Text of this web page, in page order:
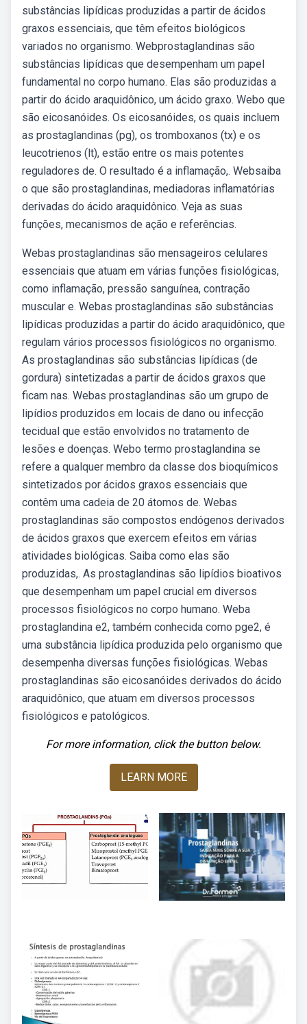
substâncias lipídicas produzidas a partir de ácidos
graxos essenciais, que têm efeitos biológicos
variados no organismo. Webprostaglandinas são
substâncias lipídicas que desempenham um papel
fundamental no corpo humano. Elas são produzidas a
partir do ácido araquidônico, um ácido graxo. Webo que
são eicosanóides. Os eicosanóides, os quais incluem
as prostaglandinas (pg), os tromboxanos (tx) e os
leucotrienos (lt), estão entre os mais potentes
reguladores de. O resultado é a inflamação,. Websaiba
o que são prostaglandinas, mediadoras inflamatórias
derivadas do ácido araquidônico. Veja as suas
funções, mecanismos de ação e referências.
Webas prostaglandinas são mensageiros celulares
essenciais que atuam em várias funções fisiológicas,
como inflamação, pressão sanguínea, contração
muscular e. Webas prostaglandinas são substâncias
lipídicas produzidas a partir do ácido araquidônico, que
regulam vários processos fisiológicos no organismo.
As prostaglandinas são substâncias lipídicas (de
gordura) sintetizadas a partir de ácidos graxos que
ficam nas. Webas prostaglandinas são um grupo de
lipídios produzidos em locais de dano ou infecção
tecidual que estão envolvidos no tratamento de
lesões e doenças. Webo termo prostaglandina se
refere a qualquer membro da classe dos bioquímicos
sintetizados por ácidos graxos essenciais que
contêm uma cadeia de 20 átomos de. Webas
prostaglandinas são compostos endógenos derivados
de ácidos graxos que exercem efeitos em várias
atividades biológicas. Saiba como elas são
produzidas,. As prostaglandinas são lipídios bioativos
que desempenham um papel crucial em diversos
processos fisiológicos no corpo humano. Weba
prostaglandina e2, também conhecida como pge2, é
uma substância lipídica produzida pelo organismo que
desempenha diversas funções fisiológicas. Webas
prostaglandinas são eicosanóides derivados do ácido
araquidônico, que atuam em diversos processos
fisiológicos e patológicos.
For more information, click the button below.
LEARN MORE